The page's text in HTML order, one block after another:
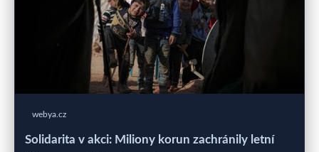
webya.cz
Solidarita v akci: Miliony korun zachránily letní